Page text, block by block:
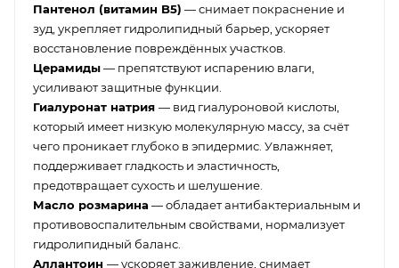
Пантенол (витамин B5) — снимает покраснение и
зуд, укрепляет гидролипидный барьер, ускоряет
восстановление повреждённых участков.
Церамиды— препятствуют испарению влаги,
усиливают защитные функции.
Гиалуронат натрия — вид гиалуроновой кислоты,
который имеет низкую молекулярную массу, за счёт
чего проникает глубоко в эпидермис. Увлажняет,
поддерживает гладкость и эластичность,
предотвращает сухость и шелушение.
Масло розмарина — обладает антибактериальным и
противовоспалительным свойствами, нормализует
гидролипидный баланс.
Аллантоин — ускоряет заживление, снимает